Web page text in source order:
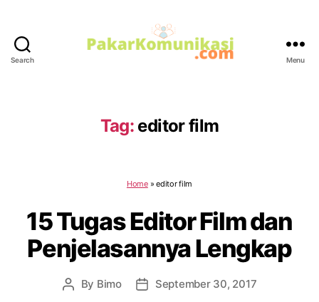
Search Menu
Tag: editor film
Home»editor film
15 Tugas Editor Film dan
Penjelasannya Lengkap
Post
By Bimo
PostSeptember 30, 2017